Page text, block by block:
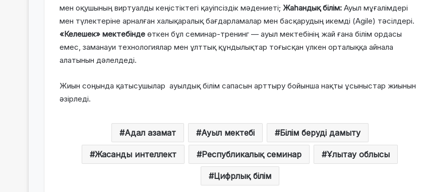
мен оқушының виртуалды кеңістіктегі қауіпсіздік мәдениеті; Жаһандық білім: Ауыл мұғалімдері
мен түлектеріне арналған халықаралық бағдарламалар мен басқарудың икемді (Agile) тәсілдері.
«Келешек» мектебінде өткен бұл семинар-тренинг — ауыл мектебінің жай ғана білім ордасы
емес, заманауи технологиялар мен ұлттық құндылықтар тоғысқан үлкен орталыққа айнала
алатынын дәлелдеді.
Жиын соңында қатысушылар ауылдық білім сапасын арттыру бойынша нақты ұсыныстар жиынын
әзірледі.
Адал азамат Ауыл мектебі Білім беруді дамыту
Жасанды интеллект Республикалық семинар Ұлытау облысы
Цифрлық білім